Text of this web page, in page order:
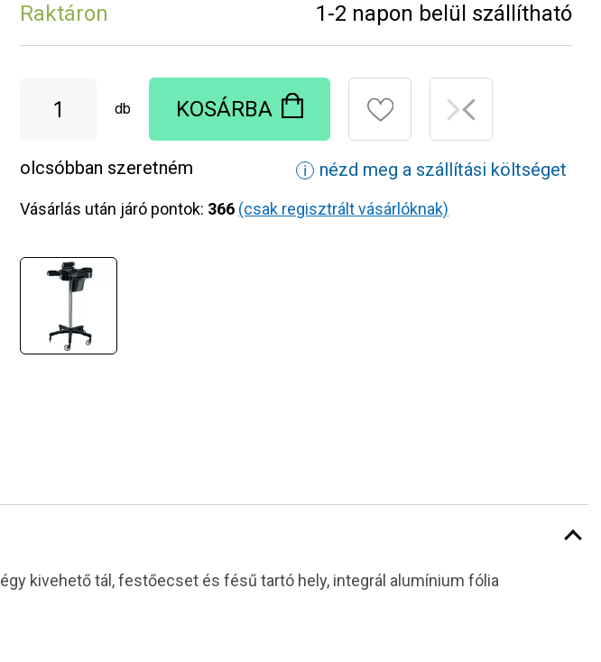
Raktáron 1-2 napon belül szállítható
db KOSÁRBA
olcsóbban szeretném ℹ nézd meg a szállítási költséget
Vásárlás után járó pontok: 366 (csak regisztrált vásárlóknak)
kivehető tál, festőecset és fésű tartó hely, integrál alumínium fólia